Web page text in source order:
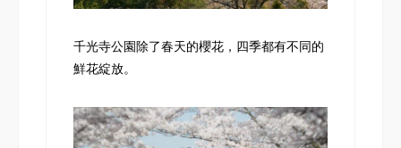
千光寺公園除了春天的櫻花，四季都有不同的
鮮花綻放。